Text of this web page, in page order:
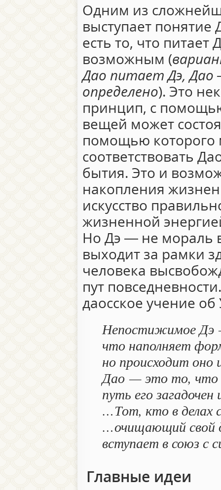
Одним из
выступает
есть то, что питает
возможным (
Дао питает Дэ, Дао
определено). Это
принцип, с
вещей может
помощью которого
соответствовать
бытия. Это и
накопления
искусство
жизненной
Но Дэ — не мораль
выходит за рамки
человека
пут
даосское учение
Непостижимое
что наполняет
но происходит оно
Дао — это то,
путь его
…Тот, кто в делах
…очищающий свой
вступает в союз с
Главные идеи